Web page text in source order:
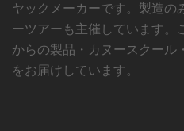
ヤックメーカーです。製造の
ーツアーも主催しています。
からの製品・カヌースクール
をお届けしています。